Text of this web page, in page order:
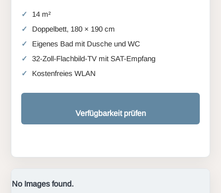
14 m²
Doppelbett, 180 × 190 cm
Eigenes Bad mit Dusche und WC
32-Zoll-Flachbild-TV mit SAT-Empfang
Kostenfreies WLAN
Verfügbarkeit prüfen
No Images found.